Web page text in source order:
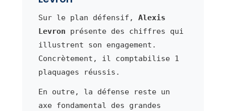
Sur le plan défensif, Alexis
Levron présente des chiffres qui
illustrent son engagement.
Concrètement, il comptabilise 1
plaquages réussis.
En outre, la défense reste un
axe fondamental des grandes